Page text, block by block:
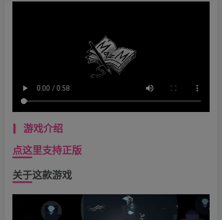
游戏介绍
点这里支持正版
关于这款游戏